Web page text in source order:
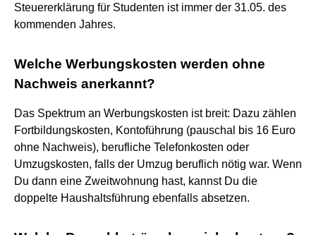
Steuererklärung für Studenten ist immer der 31.05. des
kommenden Jahres.
Welche Werbungskosten werden ohne
Nachweis anerkannt?
Das Spektrum an Werbungskosten ist breit: Dazu zählen
Fortbildungskosten, Kontoführung (pauschal bis 16 Euro
ohne Nachweis), berufliche Telefonkosten oder
Umzugskosten, falls der Umzug beruflich nötig war. Wenn
Du dann eine Zweitwohnung hast, kannst Du die
doppelte Haushaltsführung ebenfalls absetzen.